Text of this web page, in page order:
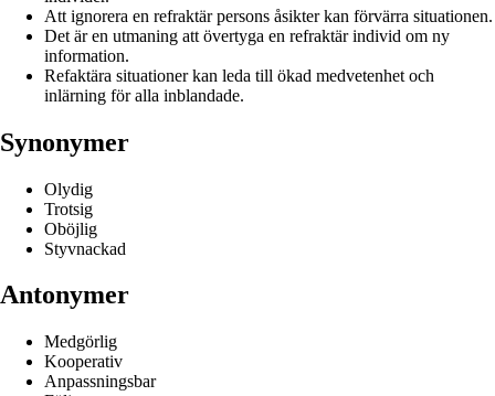
Att ignorera en refraktär persons åsikter kan förvärra situationen.
Det är en utmaning att övertyga en refraktär individ om ny
information.
Refaktära situationer kan leda till ökad medvetenhet och
inlärning för alla inblandade.
Synonymer
Olydig
Trotsig
Oböjlig
Styvnackad
Antonymer
Medgörlig
Kooperativ
Anpassningsbar